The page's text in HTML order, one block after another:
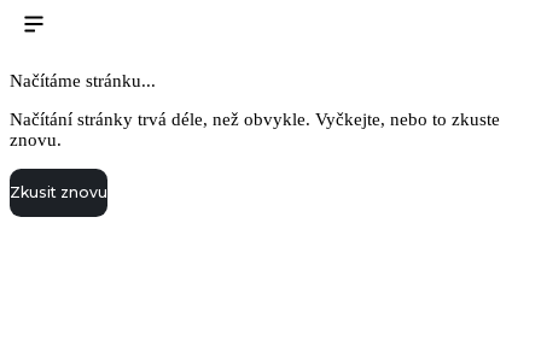
Načítáme stránku...
Načítání stránky trvá déle, než obvykle. Vyčkejte, nebo to zkuste
znovu.
Zkusit znovu